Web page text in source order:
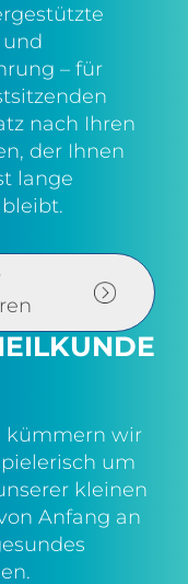
– für
nach Ihren
der Ihnen
lange
kümmern wir
um
kleinen
Anfang an